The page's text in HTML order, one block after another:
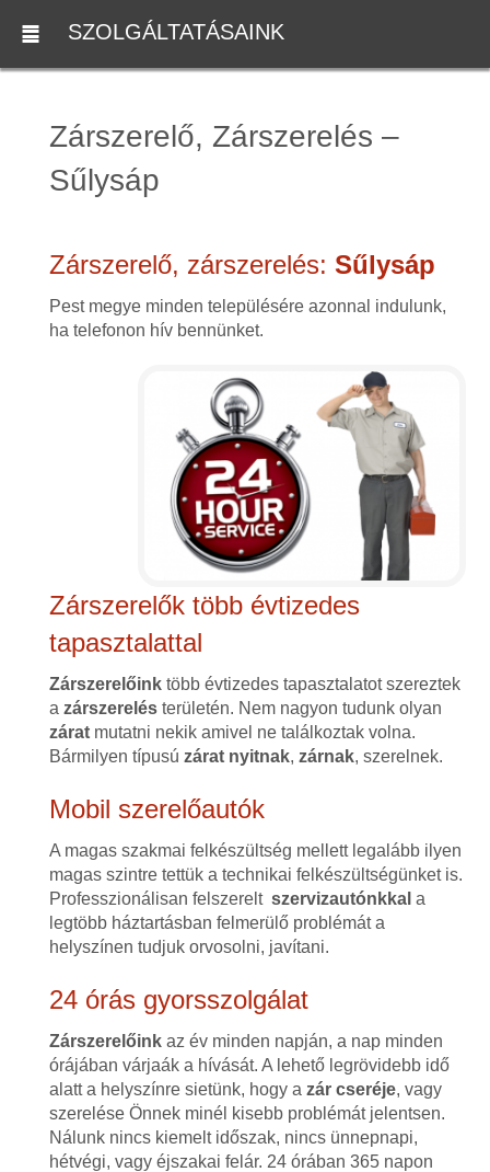
SZOLGÁLTATÁSAINK
Zárszerelő, Zárszerelés –
Sűlysáp
Zárszerelő, zárszerelés: Sűlysáp
Pest megye minden településére azonnal indulunk,
ha telefonon hív bennünket.
Zárszerelők több évtizedes
tapasztalattal
Zárszerelőinktöbb évtizedes tapasztalatot szereztek
a zárszerelésterületén. Nem nagyon tudunk olyan
záratmutatni nekik amivel ne találkoztak volna.
Bármilyen típusú zárat nyitnak, zárnak, szerelnek.
Mobil szerelőautók
A magas szakmai felkészültség mellett legalább ilyen
magas szintre tettük a technikai felkészültségünket is.
Professzionálisan felszerelt szervizautónkkal a
legtöbb háztartásban felmerülő problémát a
helyszínen tudjuk orvosolni, javítani.
24 órás gyorsszolgálat
Zárszerelőinkaz év minden napján, a nap minden
órájában várjaák a hívását. A lehető legrövidebb idő
alatt a helyszínre sietünk, hogy a zár cseréje, vagy
szerelése Önnek minél kisebb problémát jelentsen.
Nálunk nincs kiemelt időszak, nincs ünnepnapi,
hétvégi, vagy éjszakai felár. 24 órában 365 napon